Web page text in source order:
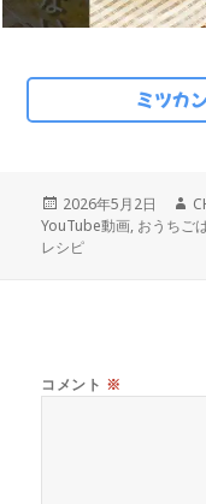
ミツカ
投
稿
日:
2026年5月2日
作
成
YouTube動画, おうちご
レシピ
コメント ※